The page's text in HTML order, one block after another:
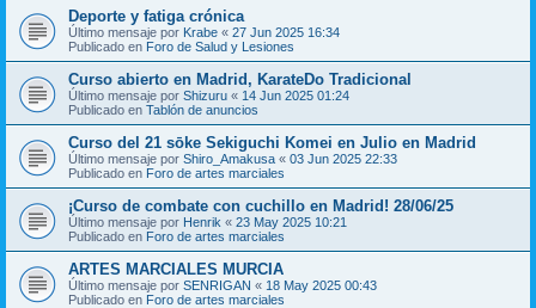
Deporte y fatiga crónica
Último mensaje por Krabe « 27 Jun 2025 16:34
Publicado en Foro de Salud y Lesiones
Curso abierto en Madrid, KarateDo Tradicional
Último mensaje por Shizuru « 14 Jun 2025 01:24
Publicado en Tablón de anuncios
Curso del 21 sōke Sekiguchi Komei en Julio en Madrid
Último mensaje por Shiro_Amakusa « 03 Jun 2025 22:33
Publicado en Foro de artes marciales
¡Curso de combate con cuchillo en Madrid! 28/06/25
Último mensaje por Henrik « 23 May 2025 10:21
Publicado en Foro de artes marciales
ARTES MARCIALES MURCIA
Último mensaje por SENRIGAN « 18 May 2025 00:43
Publicado en Foro de artes marciales